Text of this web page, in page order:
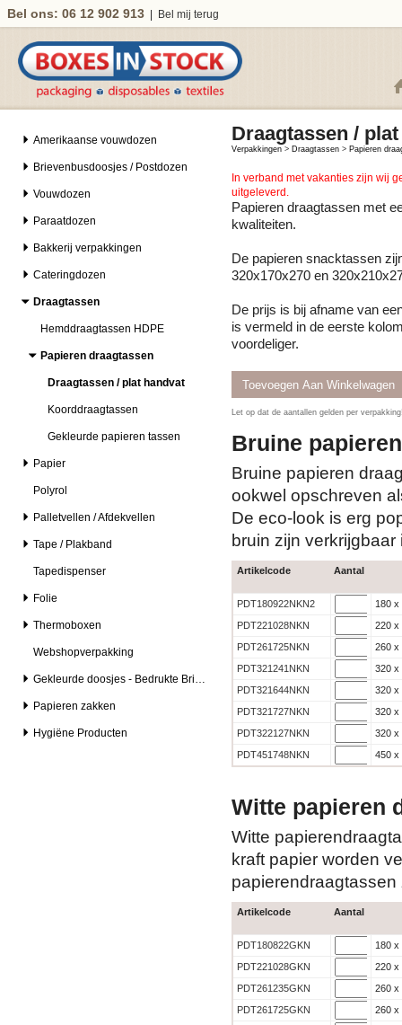
Bel ons: 06 12 902 913 Bel mij terug
Amerikaanse vouwdozen
Brievenbusdoosjes / Postdozen
Vouwdozen
Paraatdozen
Bakkerij verpakkingen
Cateringdozen
Draagtassen
Hemddraagtassen HDPE
Papieren draagtassen
Draagtassen / plat handvat
Koorddraagtassen
Gekleurde papieren tassen
Papier
Polyrol
Palletvellen / Afdekvellen
Tape / Plakband
Tapedispenser
Folie
Thermoboxen
Webshopverpakking
Gekleurde doosjes - Bedrukte Brievenbusdozen
Papieren zakken
Hygiëne Producten
Draagtassen /
Verpakkingen > Draagtassen > Papieren
In verband met vakanties zijn wij
uitgeleverd.
Papieren draagtassen met
kwaliteiten.
De papieren snacktassen
320x170x270 en
De prijs is bij afname van
is vermeld in de eerste
voordeliger.
Let op dat de aantallen gelden per
Bruine
Bruine papieren
ookwel opschreven
De eco-look is erg
bruin zijn
Artikelcode Aantal
PDT180922NKN2
180 x
PDT221028NKN
220 x
PDT261725NKN
260 x
PDT321241NKN
320 x
PDT321644NKN
320 x
PDT321727NKN
320 x
PDT322127NKN
320 x
PDT451748NKN
450 x
Witte papieren
Witte
kraft papier worden veel
Artikelcode Aantal
PDT180822GKN
180 x
PDT221028GKN
220 x
PDT261235GKN
260 x
PDT261725GKN
260 x